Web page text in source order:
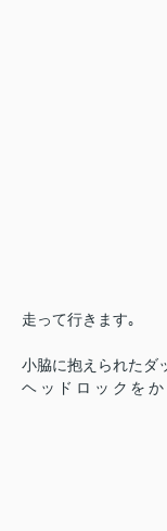
走って行きます｡
小脇に抱えられたダ
ヘッドロックを